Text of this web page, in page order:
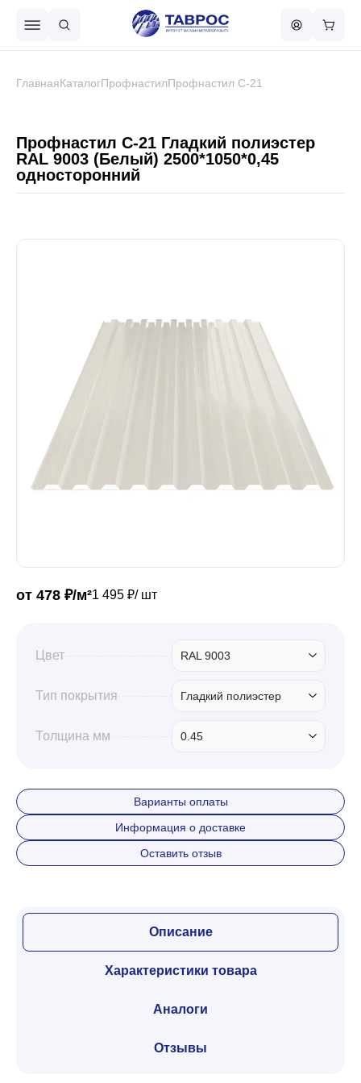
Металлочерепица
Сваи винтовые
Забор
Профили для гипсокартона
ГлавнаяКаталогПрофнастилПрофнастил С-21
Профнастил С-21 Гладкий полиэстер
RAL 9003 (Белый) 2500*1050*0,45
односторонний
от 478 ₽/м²1 495 ₽/ шт
Цвет RAL 9003
Тип покрытия Гладкий полиэстер
Толщина мм 0.45
Варианты оплаты
Информация о доставке
Оставить отзыв
Описание
Характеристики товара
Аналоги
Отзывы